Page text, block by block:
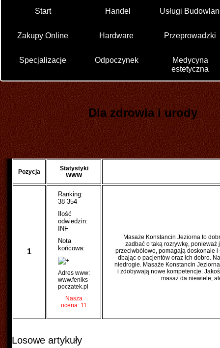
Start Handel Usługi
Zakupy Online Hardware Przeprowadzki
Specjalizacje Odpoczynek
Medycyna
estetyczna
Dla zdrowia i urody
Pozycja
Statystyki
WWW
1
Ranking:
38 354
Ilość
odwiedzin:
INF
Nota
końcowa:
Adres www:
www.feniks-
poczatek.pl
Nasza
ocena: 11
Masaże Konstancin Jeziorna to
zadbać o taką rozrywkę, ponieważ
przeciwbólowo, pomagają doskonale
dbając o pacjentów oraz ich dobro.
niedrogie. Masaże Konstancin
i zdobywają nowe kompetencje.
masaż da niewiele,
Losowe artykuły